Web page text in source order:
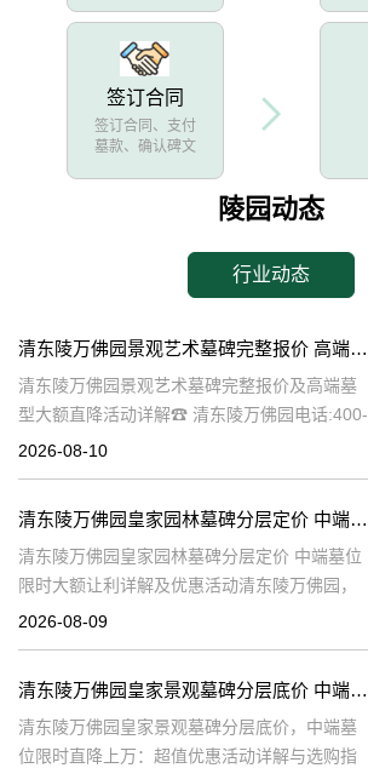
签订合同
签订合同、支付
墓款、确认碑文
陵园动态
行业动态
清东陵万佛园景观艺术墓碑完整报价 高端墓型大额直降活动详解
清东陵万佛园景观艺术墓碑完整报价及高端墓
型大额直降活动详解☎ 清东陵万佛园电话:400-
838-5063清东陵万佛园，作为中国历史上著名
2026-08-10
清东陵万佛园皇家园林墓碑分层定价 中端墓位限时大额让利详解及优惠活动
清东陵万佛园皇家园林墓碑分层定价 中端墓位
限时大额让利详解及优惠活动清东陵万佛园，
作为中国历史上著名的皇家陵园之一，承载着
2026-08-09
清东陵万佛园皇家景观墓碑分层底价 中端墓位限时直降上万：超值优惠活动详解与选购指南
清东陵万佛园皇家景观墓碑分层底价，中端墓
位限时直降上万：超值优惠活动详解与选购指